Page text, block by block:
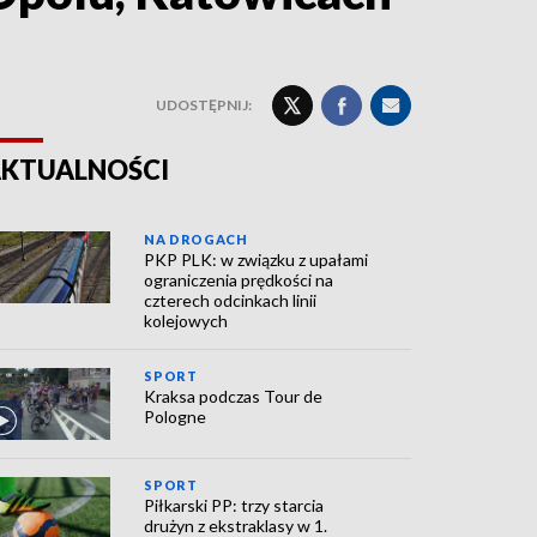
UDOSTĘPNIJ:
NA DROGACH
PKP PLK: w związku z upałami
ograniczenia prędkości na
czterech odcinkach linii
kolejowych
SPORT
Kraksa podczas Tour de
Pologne
SPORT
Piłkarski PP: trzy starcia
drużyn z ekstraklasy w 1.